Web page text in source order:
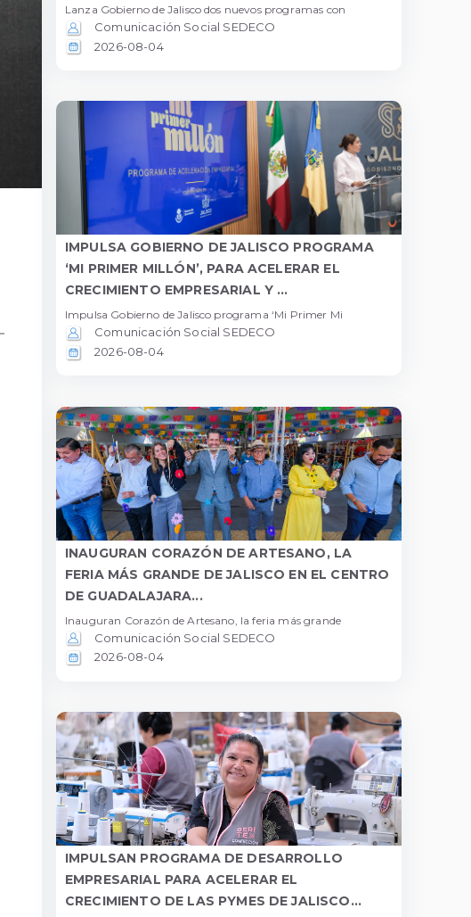
Lanza Gobierno de Jalisco dos nuevos programas con
Comunicación Social SEDECO
2026-08-04
IMPULSA GOBIERNO DE JALISCO PROGRAMA
‘MI PRIMER MILLÓN’, PARA ACELERAR EL
CRECIMIENTO EMPRESARIAL Y ...
Impulsa Gobierno de Jalisco programa ‘Mi Primer Mi
Comunicación Social SEDECO
2026-08-04
INAUGURAN CORAZÓN DE ARTESANO, LA
FERIA MÁS GRANDE DE JALISCO EN EL CENTRO
DE GUADALAJARA...
Inauguran Corazón de Artesano, la feria más grande
Comunicación Social SEDECO
2026-08-04
IMPULSAN PROGRAMA DE DESARROLLO
EMPRESARIAL PARA ACELERAR EL
CRECIMIENTO DE LAS PYMES DE JALISCO...